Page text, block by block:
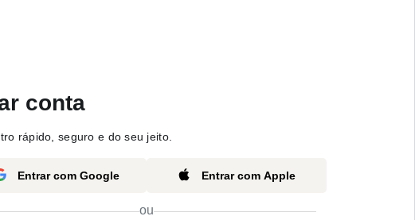
conta
rápido, seguro e do seu jeito.
Entrar com Google Entrar com Apple
ou